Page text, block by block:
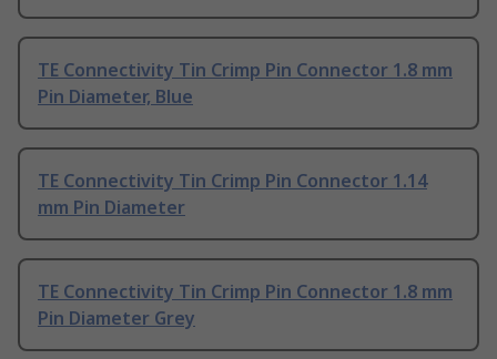
TE Connectivity Tin Crimp Pin Connector 1.8 mm
Pin Diameter, Blue
TE Connectivity Tin Crimp Pin Connector 1.14
mm Pin Diameter
TE Connectivity Tin Crimp Pin Connector 1.8 mm
Pin Diameter Grey